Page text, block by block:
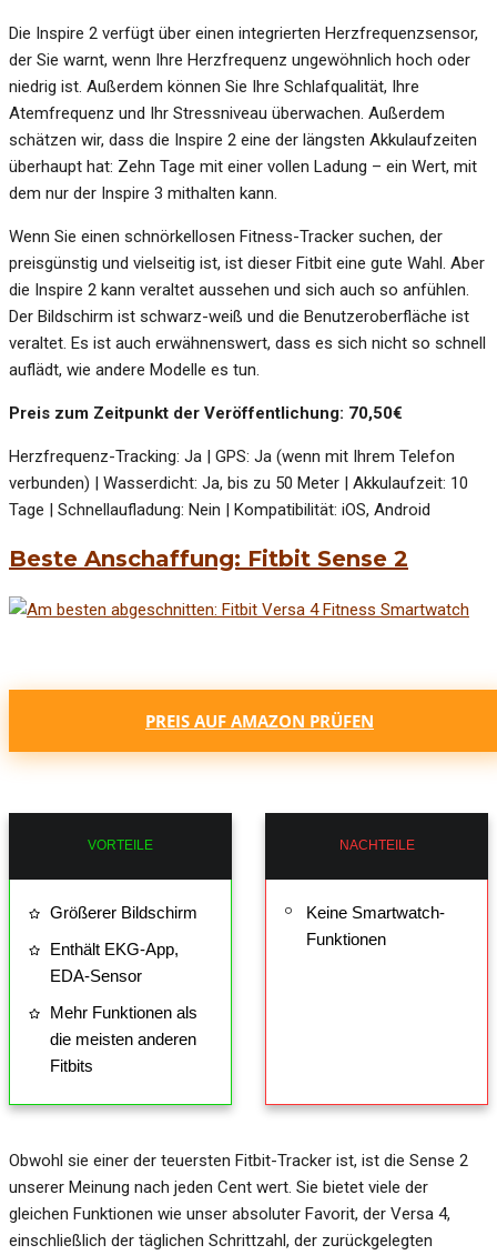
Die Inspire 2 verfügt über einen integrierten Herzfrequenzsensor,
der Sie warnt, wenn Ihre Herzfrequenz ungewöhnlich hoch oder
niedrig ist. Außerdem können Sie Ihre Schlafqualität, Ihre
Atemfrequenz und Ihr Stressniveau überwachen. Außerdem
schätzen wir, dass die Inspire 2 eine der längsten Akkulaufzeiten
überhaupt hat: Zehn Tage mit einer vollen Ladung – ein Wert, mit
dem nur der Inspire 3 mithalten kann.
Wenn Sie einen schnörkellosen Fitness-Tracker suchen, der
preisgünstig und vielseitig ist, ist dieser Fitbit eine gute Wahl. Aber
die Inspire 2 kann veraltet aussehen und sich auch so anfühlen.
Der Bildschirm ist schwarz-weiß und die Benutzeroberfläche ist
veraltet. Es ist auch erwähnenswert, dass es sich nicht so schnell
auflädt, wie andere Modelle es tun.
Preis zum Zeitpunkt der Veröffentlichung: 70,50€
Herzfrequenz-Tracking: Ja | GPS: Ja (wenn mit Ihrem Telefon
verbunden) | Wasserdicht: Ja, bis zu 50 Meter | Akkulaufzeit: 10
Tage | Schnellaufladung: Nein | Kompatibilität: iOS, Android
Beste Anschaffung: Fitbit Sense 2
PREIS AUF AMAZON PRÜFEN
VORTEILE
Größerer Bildschirm
Enthält EKG-App,
EDA-Sensor
Mehr Funktionen als
die meisten anderen
Fitbits
NACHTEILE
Keine Smartwatch-
Funktionen
Obwohl sie einer der teuersten Fitbit-Tracker ist, ist die Sense 2
unserer Meinung nach jeden Cent wert. Sie bietet viele der
gleichen Funktionen wie unser absoluter Favorit, der Versa 4,
einschließlich der täglichen Schrittzahl, der zurückgelegten